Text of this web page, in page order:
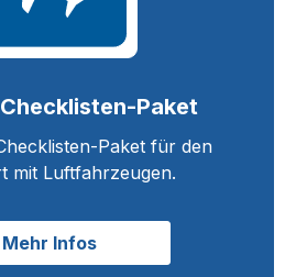
Paket
Paket für den
mit Luftfahrzeugen.
Mehr Infos